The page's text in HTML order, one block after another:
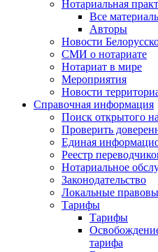
Нотариальная
Все
Авторы
Новости
СМИ о нотариате
Нотариат в мире
Мероприятия
Новости
Справочная информация
Поиск открытого
Проверить
Единая
Реестр
Нотариальное
Законодательство
Локальные
Тарифы
Тарифы
тарифа